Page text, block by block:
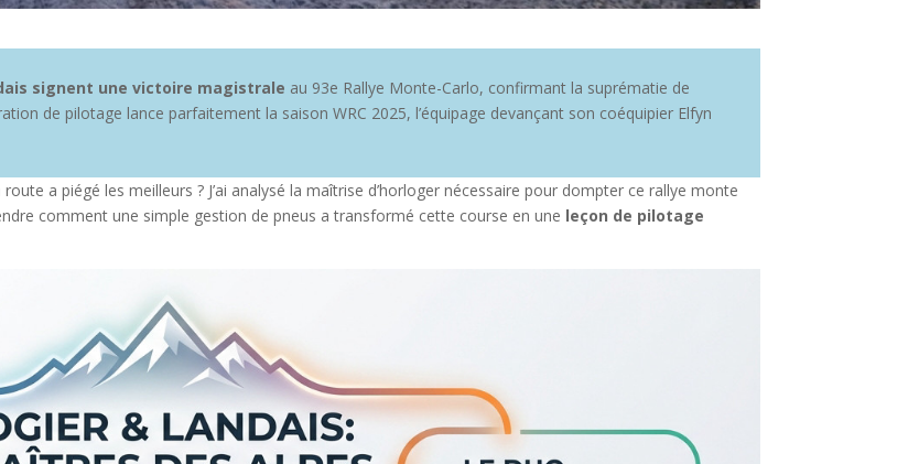
signent une victoire magistrale au 93e Rallye Monte-Carlo, confirmant la suprématie de
de pilotage lance parfaitement la saison WRC 2025, l’équipage devançant son coéquipier Elfyn
a piégé les meilleurs ? J’ai analysé la maîtrise d’horloger nécessaire pour dompter ce rallye monte
comment une simple gestion de pneus a transformé cette course en une leçon de pilotage